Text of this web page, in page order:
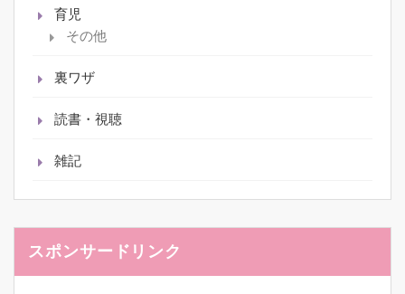
育児
その他
裏ワザ
読書・視聴
雑記
スポンサードリンク